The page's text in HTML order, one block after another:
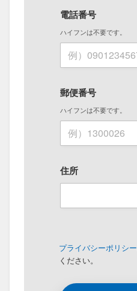
電話番号
ハイフンは不要です。
郵便番号
ハイフンは不要です。
住所
プライバシーポリシー
ください。